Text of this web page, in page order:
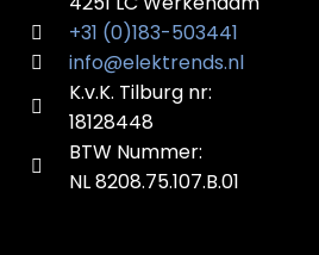
+31 (0)183-503441
info@elektrends.nl
K.v.K. Tilburg nr:
18128448
BTW Nummer:
NL 8208.75.107.B.01